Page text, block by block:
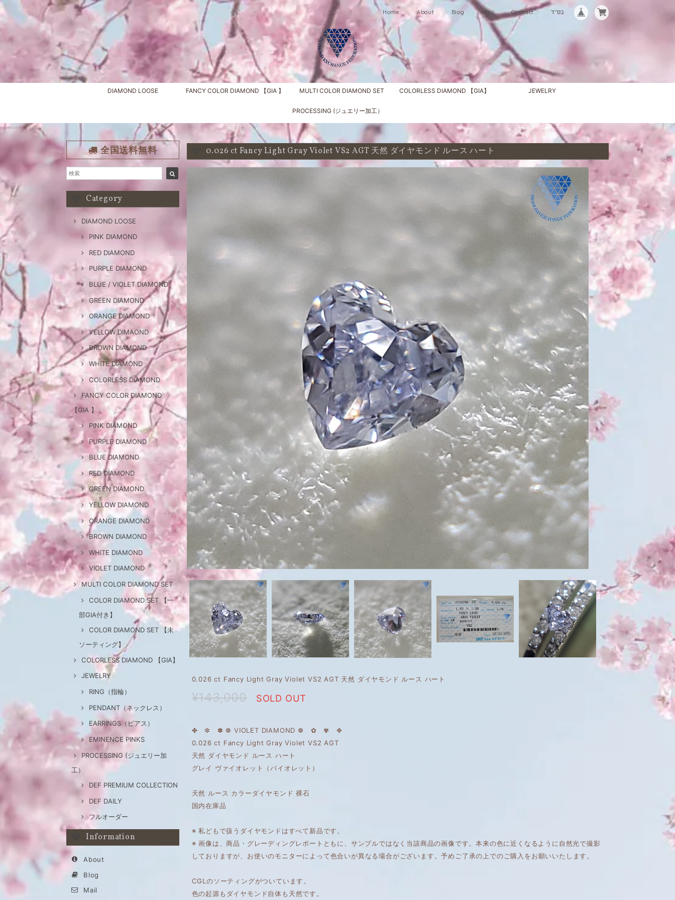
Home About Blog Mail Contact בס"ד
DIAMOND LOOSE FANCY COLOR DIAMOND 【GIA 】 MULTI COLOR DIAMOND SET COLORLESS DIAMOND 【GIA】 JEWELRY
PROCESSING (ジュエリー加工）
全国送料無料
Category
DIAMOND LOOSE
PINK DIAMOND
RED DIAMOND
PURPLE DIAMOND
BLUE / VIOLET DIAMOND
GREEN DIAMOND
ORANGE DIAMOND
YELLOW DIMAOND
BROWN DIAMOND
WHITE DIAMOND
COLORLESS DIAMOND
FANCY COLOR DIAMOND
【GIA 】
PINK DIAMOND
PURPLE DIAMOND
BLUE DIAMOND
RED DIAMOND
GREEN DIAMOND
YELLOW DIAMOND
ORANGE DIAMOND
BROWN DIAMOND
WHITE DIAMOND
VIOLET DIAMOND
MULTI COLOR DIAMOND SET
COLOR DIAMOND SET 【一
部GIA付き】
COLOR DIAMOND SET 【未
ソーティング】
COLORLESS DIAMOND 【GIA】
JEWELRY
RING（指輪）
PENDANT（ネックレス）
EARRINGS（ピアス）
EMINENCE PINKS
PROCESSING (ジュエリー加
工）
DEF PREMIUM COLLECTION
DEF DAILY
フルオーダー
Information
About
Blog
Mail
0.026 ct Fancy Light Gray Violet VS2 AGT 天然 ダイヤモンド ルース ハート
0.026 ct Fancy Light Gray Violet VS2 AGT 天然 ダイヤモンド ルース ハート
¥143,000 SOLD OUT
✤ ✼ ✽ ❁ VIOLET DIAMOND ❁ ✿ ✾ ✥
0.026 ct Fancy Light Gray Violet VS2 AGT
天然 ダイヤモンド ルース ハート
グレイ ヴァイオレット（バイオレット）
天然 ルース カラーダイヤモンド 裸石
国内在庫品
※ 私どもで扱うダイヤモンドはすべて新品です。
※ 画像は、商品・グレーディングレポートともに、サンプルではなく当該商品の画像です。本来の色に近くなるように自然光で撮影
しておりますが、お使いのモニターによって色合いが異なる場合がございます。予めご了承の上でのご購入をお願いいたします。
CGLのソーティングがついています。
色の起源もダイヤモンド自体も天然です。